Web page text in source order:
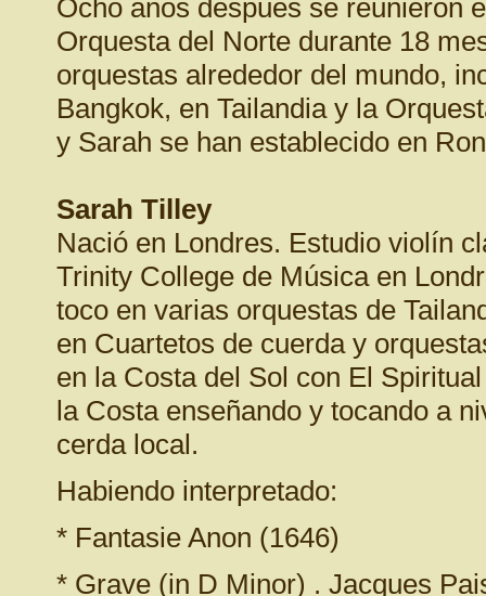
Ocho anos después se reunieron
Orquesta del Norte durante 18
orquestas alrededor del mundo,
Bangkok, en Tailandia y la
y Sarah se han establecido en
Sarah Tilley
Nació en Londres. Estudio violín
Trinity College de Música en
toco en varias orquestas de
en Cuartetos de cuerda y
en la Costa del Sol con El
la Costa enseñando y tocando a
cerda local.
Habiendo interpretado:
* Fantasie Anon (1646)
* Grave (in D Minor) . Jacques